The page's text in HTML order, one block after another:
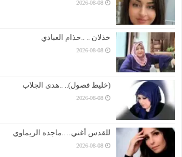
2026-08-08
خذلان .. ..حذام العبادي
2026-08-08
(خليط فصول).. ..هدى الجلاب
2026-08-08
للقدس أغني….ماجده الريماوي
2026-08-08